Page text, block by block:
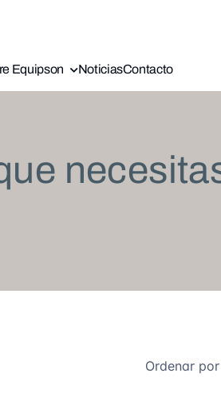
Equipson NoticiasContacto
Ordenar